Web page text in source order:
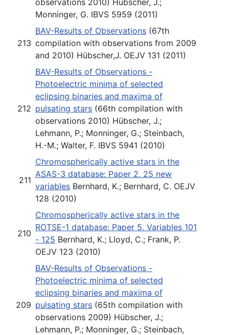
Monninger, G. IBVS 5959 (2011)
213
BAV-Results of Observations (67th
compilation with observations from 2009
and 2010) Hübscher,J. OEJV 131 (2011)
212
BAV-Results of Observations -
Photoelectric minima of selected
eclipsing binaries and maxima of
pulsating stars (66th compilation with
observations 2010) Hübscher, J.;
Lehmann, P.; Monninger, G.; Steinbach,
H.-M.; Walter, F. IBVS 5941 (2010)
211
Chromospherically active stars in the
ASAS-3 database: Paper 2. 25 new
variables Bernhard, K.; Bernhard, C. OEJV
128 (2010)
210
Chromospherically active stars in the
ROTSE-1 database: Paper 5. Variables 101
- 125 Bernhard, K.; Lloyd, C.; Frank, P.
OEJV 123 (2010)
209
BAV-Results of Observations -
Photoelectric minima of selected
eclipsing binaries and maxima of
pulsating stars (65th compilation with
observations 2009) Hübscher, J.;
Lehmann, P.; Monninger, G.; Steinbach,